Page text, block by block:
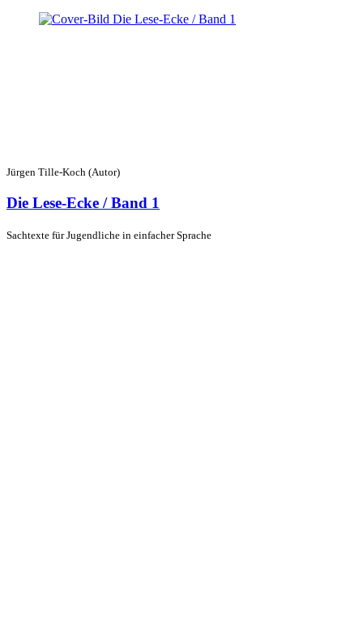
Jürgen Tille-Koch (Autor)
Die Lese-Ecke / Band 1
Sachtexte für Jugendliche in einfacher Sprache